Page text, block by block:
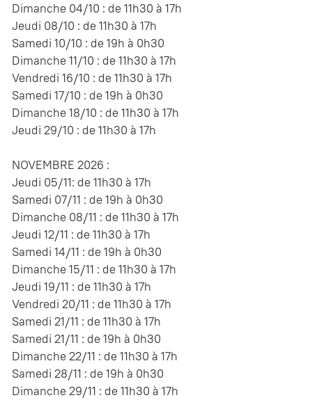
Dimanche 04/10 : de 11h30 à 17h
Jeudi 08/10 : de 11h30 à 17h
Samedi 10/10 : de 19h à 0h30
Dimanche 11/10 : de 11h30 à 17h
Vendredi 16/10 : de 11h30 à 17h
Samedi 17/10 : de 19h à 0h30
Dimanche 18/10 : de 11h30 à 17h
Jeudi 29/10 : de 11h30 à 17h
NOVEMBRE 2026 :
Jeudi 05/11: de 11h30 à 17h
Samedi 07/11 : de 19h à 0h30
Dimanche 08/11 : de 11h30 à 17h
Jeudi 12/11 : de 11h30 à 17h
Samedi 14/11 : de 19h à 0h30
Dimanche 15/11 : de 11h30 à 17h
Jeudi 19/11 : de 11h30 à 17h
Vendredi 20/11 : de 11h30 à 17h
Samedi 21/11 : de 11h30 à 17h
Samedi 21/11 : de 19h à 0h30
Dimanche 22/11 : de 11h30 à 17h
Samedi 28/11 : de 19h à 0h30
Dimanche 29/11 : de 11h30 à 17h